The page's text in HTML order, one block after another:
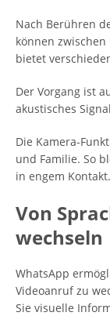
Nach Berühren
können zwischen
bietet
Der Vorgang ist
akustisches
Die Kamera-
und Familie. So
in engem Kontakt.
Von
wechseln
WhatsApp
Videoanruf zu
Sie visuelle